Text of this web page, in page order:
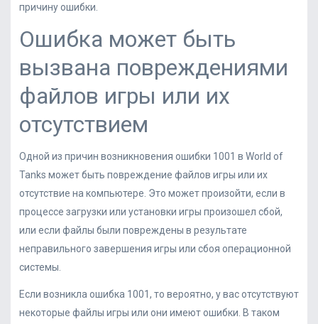
причину ошибки.
Ошибка может быть
вызвана повреждениями
файлов игры или их
отсутствием
Одной из причин возникновения ошибки 1001 в World of
Tanks может быть повреждение файлов игры или их
отсутствие на компьютере. Это может произойти, если в
процессе загрузки или установки игры произошел сбой,
или если файлы были повреждены в результате
неправильного завершения игры или сбоя операционной
системы.
Если возникла ошибка 1001, то вероятно, у вас отсутствуют
некоторые файлы игры или они имеют ошибки. В таком